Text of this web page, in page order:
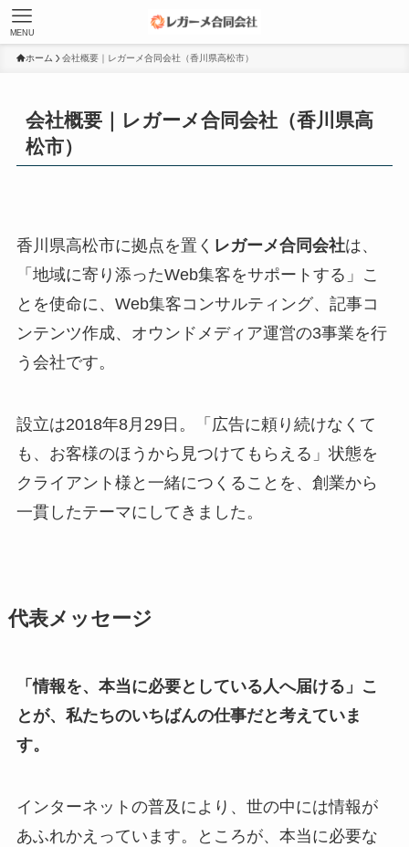
MENU
ホーム 会社概要｜レガーメ合同会社（香川県高松市）
会社概要｜レガーメ合同会社（香川県高
松市）
香川県高松市に拠点を置く レガーメ合同会社は、
「地域に寄り添ったWeb集客をサポートする」こ
とを使命に、Web集客コンサルティング、記事コ
ンテンツ作成、オウンドメディア運営の3事業を行
う会社です。
設立は2018年8月29日。「広告に頼り続けなくて
も、お客様のほうから見つけてもらえる」状態を
クライアント様と一緒につくることを、創業から
一貫したテーマにしてきました。
代表メッセージ
「情報を、本当に必要としている人へ届ける」こ
とが、私たちのいちばんの仕事だと考えていま
す。
インターネットの普及により、世の中には情報が
あふれかえっています。ところが、本当に必要な